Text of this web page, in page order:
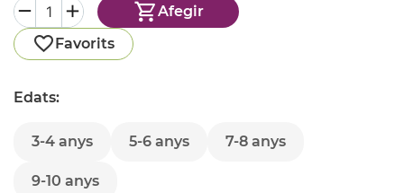
Afegir
Favorits
Edats:
3-4 anys 5-6 anys 7-8 anys
9-10 anys